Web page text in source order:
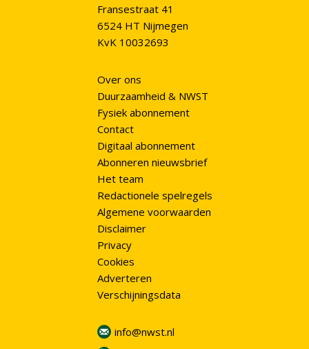
Fransestraat 41
6524 HT Nijmegen
KvK 10032693
Over ons
Duurzaamheid & NWST
Fysiek abonnement
Contact
Digitaal abonnement
Abonneren nieuwsbrief
Het team
Redactionele spelregels
Algemene voorwaarden
Disclaimer
Privacy
Cookies
Adverteren
Verschijningsdata
info@nwst.nl